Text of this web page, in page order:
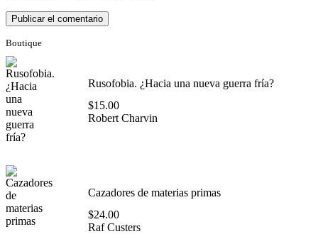
Boutique
Rusofobia. ¿Hacia una nueva guerra fría?
$15.00
Robert Charvin
Cazadores de materias primas
$24.00
Raf Custers